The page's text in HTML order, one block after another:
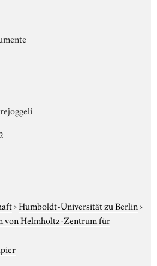
›Humboldt-Universität zu Berlin›
von Helmholtz-Zentrum für